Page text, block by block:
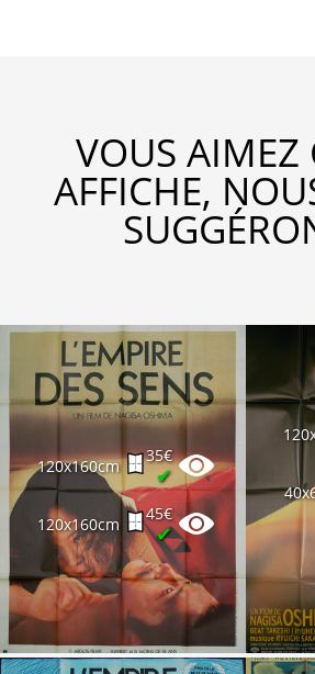
VOUS AIMEZ
AFFICHE,
120x160cm
35€
✔
120x160cm
45€
✔